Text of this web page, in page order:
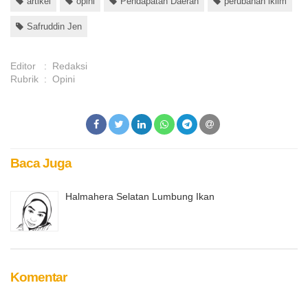
Safruddin Jen
Editor :
Redaksi
Rubrik : Opini
Baca Juga
Halmahera Selatan Lumbung Ikan
Komentar